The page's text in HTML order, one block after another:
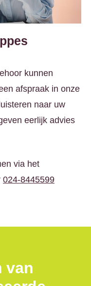
kunnen
afspraak in onze
naar uw
eerlijk advies
via het
024-8445599
van